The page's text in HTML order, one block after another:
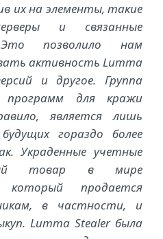
их на элементы, такие
и связанные
позволило нам
активность Lumma
и другое. Группа
программ для кражи
является лишь
гораздо более
Украденные учетные
товар в мире
который продается
в частности, и
Lumma Stealer была